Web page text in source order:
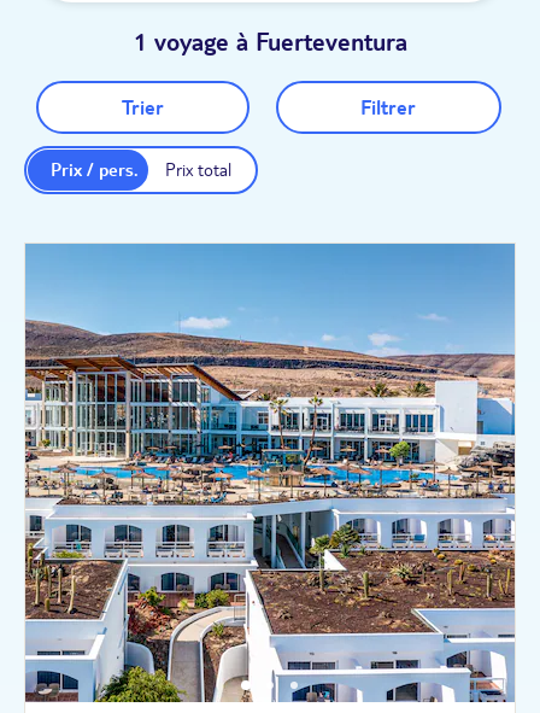
1 voyage à Fuerteventura
Trier Filtrer
Prix total
Prix / pers.